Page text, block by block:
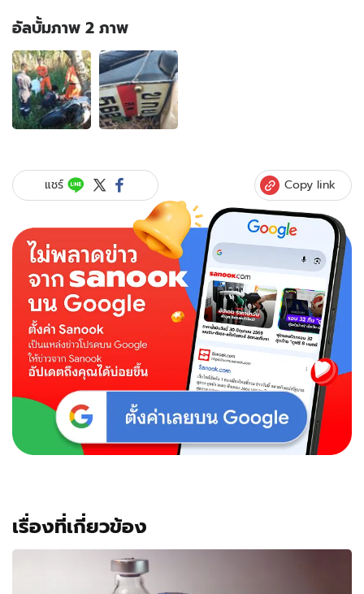
อัลบั้มภาพ 2 ภาพ
อัลบั้ม
ภาพ
2
ภาพ
ของ
เมีย
ซิ่ง
ซด
เหล้า
บ้าน
เพื่อน-
สะเดา
ตาย
แชร์ Copy link
เรื่องที่เกี่ยวข้อง